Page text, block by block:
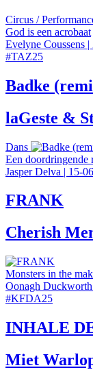
Circus /
God is een acrobaat
Evelyne Coussens |
#TAZ25
Badke
laGeste &
Dans
Een doordringende
Jasper Delva | 15-
FRANK
Cherish
Monsters in the
Oonagh Duckworth
#KFDA25
INHALE
Miet